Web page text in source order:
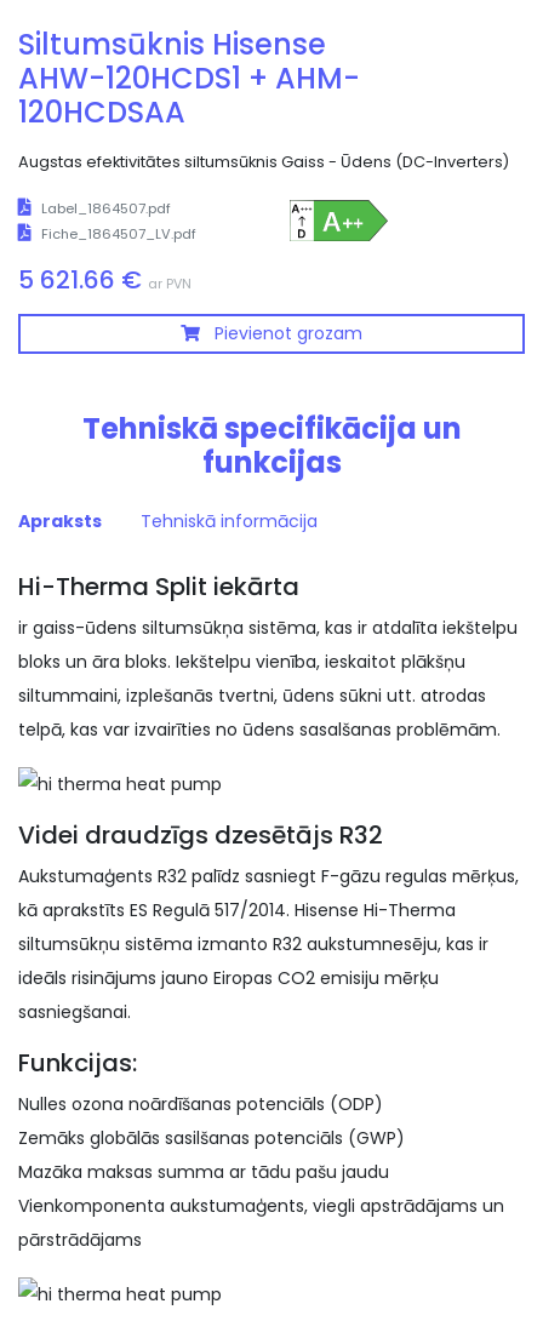
Siltumsūknis Hisense
AHW-120HCDS1 + AHM-
120HCDSAA
Augstas efektivitātes siltumsūknis Gaiss - Ūdens (DC-Inverters)
Label_1864507.pdf
Fiche_1864507_LV.pdf
5 621.66 € ar PVN
Pievienot grozam
Tehniskā specifikācija un
funkcijas
Apraksts Tehniskā informācija
Hi-Therma Split iekārta
ir gaiss-ūdens siltumsūkņa sistēma, kas ir atdalīta iekštelpu
bloks un āra bloks. Iekštelpu vienība, ieskaitot plākšņu
siltummaini, izplešanās tvertni, ūdens sūkni utt. atrodas
telpā, kas var izvairīties no ūdens sasalšanas problēmām.
Videi draudzīgs dzesētājs R32
Aukstumaģents R32 palīdz sasniegt F-gāzu regulas mērķus,
kā aprakstīts ES Regulā 517/2014. Hisense Hi-Therma
siltumsūkņu sistēma izmanto R32 aukstumnesēju, kas ir
ideāls risinājums jauno Eiropas CO2 emisiju mērķu
sasniegšanai.
Funkcijas:
Nulles ozona noārdīšanas potenciāls (ODP)
Zemāks globālās sasilšanas potenciāls (GWP)
Mazāka maksas summa ar tādu pašu jaudu
Vienkomponenta aukstumaģents, viegli apstrādājams un
pārstrādājams